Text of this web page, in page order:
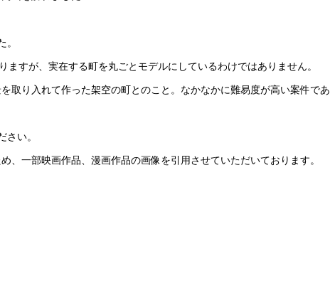
ますが、実在する町を丸ごとモデルにしているわけではありません。
取り入れて作った架空の町とのこと。なかなかに難易度が高い案件であ
い。
一部映画作品、漫画作品の画像を引用させていただいております。